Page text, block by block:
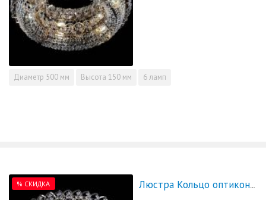
Диаметр 500 мм Высота 150 мм 6 ламп
% СКИДКА